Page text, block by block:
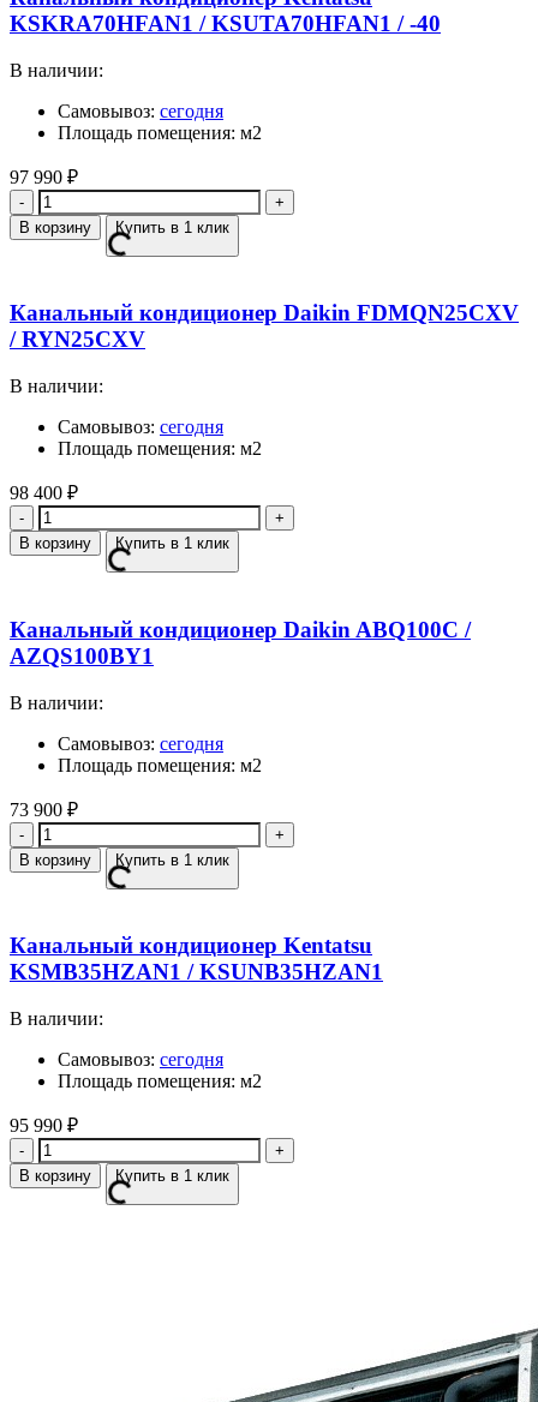
KSKRA70HFAN1 / KSUTA70HFAN1 / -40
В наличии:
Самовывоз: сегодня
Площадь помещения: м2
97 990 ₽
Количество
В корзину Купить в 1 клик
Канальный кондиционер Daikin FDMQN25CXV
/ RYN25CXV
В наличии:
Самовывоз: сегодня
Площадь помещения: м2
98 400 ₽
Количество
В корзину Купить в 1 клик
Канальный кондиционер Daikin ABQ100C /
AZQS100BY1
В наличии:
Самовывоз: сегодня
Площадь помещения: м2
73 900 ₽
Количество
В корзину Купить в 1 клик
Канальный кондиционер Kentatsu
KSMB35HZAN1 / KSUNB35HZAN1
В наличии:
Самовывоз: сегодня
Площадь помещения: м2
95 990 ₽
Количество
В корзину Купить в 1 клик